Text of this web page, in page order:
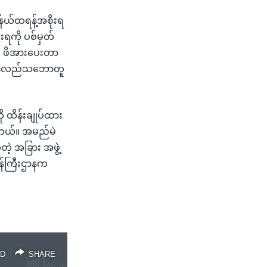
ယ်ထရန့်အစိုးရ
ရကို ပစ်မှတ်
ားပေးတာ
န်လည်သဘောတူ
န်းချုပ်ထား
တယ်။ အမည်မဲ
အခြား အဖွဲ့
ြီးဌာနက
SHARE